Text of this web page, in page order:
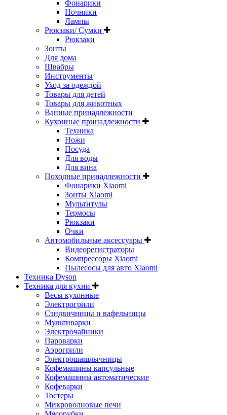
Фонарики
Ночники
Лампы
Рюкзаки/ Сумки
Рюкзаки
Зонты
Для дома
Швабры
Инструменты
Уход за одеждой
Товары для детей
Товары для животных
Ванные принадлежности
Кухонные принадлежности
Техника
Ножи
Посуда
Для воды
Для вина
Походные принадлежности
Фонарики Xiaomi
Зонты Xiaomi
Мультитулы
Термосы
Рюкзаки
Очки
Автомобильные аксессуары
Видеорегистраторы
Компрессоры Xiaomi
Пылесосы для авто Xiaomi
Техника Dyson
Техника для кухни
Весы кухонные
Электрогрили
Сэндвичницы и вафельницы
Мультиварки
Электрочайники
Пароварки
Аэрогрили
Электрошашлычницы
Кофемашины капсульные
Кофемашины автоматические
Кофеварки
Тостеры
Микроволновые печи